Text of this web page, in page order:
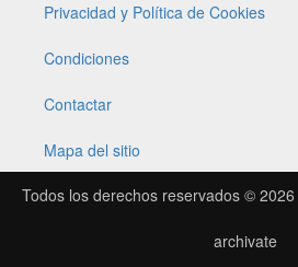
Privacidad y Política de Cookies
Condiciones
Contactar
Mapa del sitio
Todos los derechos reservados © 2026
archivate